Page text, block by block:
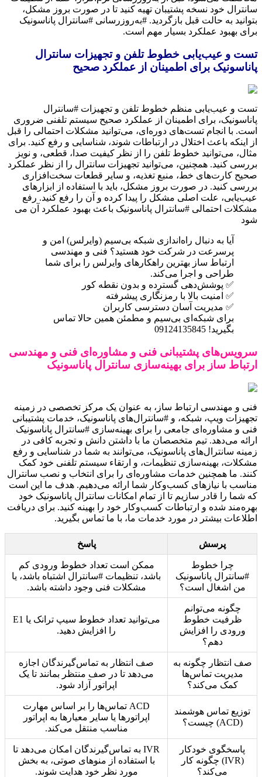
سانترال خود نسخه پشتیبان تهیه کنید تا در صورت بروز مشکل،
بتوانید به حالت قبل بازگردید. #به‌روزرسانی #سانترال پاناسونیک
برای بهبود عملکرد بسیار مهم است.
تست و عیب‌یابی خطوط تلفن و تجهیزات سانترال
پاناسونیک برای اطمینان از عملکرد صحیح
تست و عیب‌یابی منظم خطوط تلفن و تجهیزات #سانترال
پاناسونیک، برای اطمینان از عملکرد صحیح سیستم تلفنی ضروری
است. با انجام تست‌های دوره‌ای، می‌توانید مشکلات احتمالی را قبل
از اینکه باعث اختلال در ارتباطات شوند، شناسایی و رفع کنید. برای
مثال، می‌توانید خطوط تلفن را از نظر کیفیت صدا، قطعی، و نویز
بررسی کنید. همچنین، می‌توانید تجهیزات سانترال را از نظر عملکرد
صحیح کارت‌های خط، منبع تغذیه، و سایر قطعات سخت‌افزاری
بررسی کنید. در صورت بروز مشکل، باید با استفاده از ابزارهای
عیب‌یابی، علت اصلی مشکل را پیدا کرده و آن را رفع کنید. رفع
مشکلات احتمالی #سانترال پاناسونیک باعث بهبود عملکرد آن می
شود
آیا به دنبال راه‌اندازی شبکه بی‌سیم (وایرلس) امن و
پرسرعت در شرکت خود هستید؟ فنی و مهندسی
ارتباط ساز بهترین راهکارهای وایرلس را برای شما
طراحی و اجرا می‌کند.
✅ پوشش‌دهی گسترده و بدون نقطه کور
✅ امنیت بالا با رمزنگاری پیشرفته
✅ مدیریت آسان دسترسی کاربران
برای شبکه‌ای بی‌سیم و مطمئن همین حالا تماس
بگیرید! 09124135845
سرویس‌های پشتیبانی فنی و مشاوره‌ای فنی و مهندسی
ارتباط ساز برای بهینه‌سازی سانترال پاناسونیک
فنی و مهندسی ارتباط ساز، به عنوان یک مرکز تخصصی در زمینه
تجهیزات ویپ، شبکه، و #سانترال‌های پاناسونیک، خدمات پشتیبانی
فنی و مشاوره‌ای جامعی را برای بهینه‌سازی #سانترال پاناسونیک
ارائه می‌دهد. تیم متخصصان ما با داشتن دانش و تجربه کافی در
زمینه سانترال‌های پاناسونیک، می‌توانند به شما در شناسایی و رفع
مشکلات، بهینه‌سازی تنظیمات، و ارتقاء سیستم تلفنی خود کمک
کنند. ما همچنین خدمات مشاوره‌ای را برای انتخاب و نصب سانترال
مناسب با نیازهای کسب‌وکار شما ارائه می‌دهیم. هدف ما این است
که شما را قادر سازیم تا از تمام امکانات سانترال پاناسونیک خود
بهره‌مند شده و ارتباطات کسب‌وکار خود را بهینه کنید. برای دریافت
اطلاعات بیشتر در مورد خدمات ما، با ما تماس بگیرید.
پرسش پاسخ
چرا خطوط
#سانترال پاناسونیک
من اشغال است؟
ممکن است تعداد خطوط ورودی کم
باشد، تنظیمات #سانترال اشتباه باشد، یا
مشکلات فنی وجود داشته باشد.
چگونه می‌توانم
ظرفیت خطوط
ورودی را افزایش
دهم؟
می‌توانید تعداد خطوط سیپ ترانک یا E1
را افزایش دهید.
صف انتظار چگونه به
مدیریت تماس‌ها
کمک می‌کند؟
صف انتظار به تماس‌گیرندگان اجازه
می‌دهد تا در صف منتظر بمانند تا یک
اپراتور آزاد شود.
توزیع تماس هوشمند
(ACD) چیست؟
ACD تماس‌ها را بر اساس مهارت
اپراتورها یا سایر معیارها به اپراتور
مناسب منتقل می‌کند.
پاسخگوی خودکار
(IVR) چگونه کار
می‌کند؟
IVR به تماس‌گیرندگان امکان می‌دهد تا
با استفاده از منوهای صوتی، به بخش
مورد نظر خود هدایت شوند.